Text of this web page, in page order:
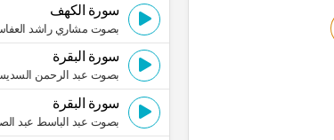
سورة الكهف
بصوت مشاري راشد
سورة البقرة
بصوت عبد الرحمن
سورة البقرة
بصوت عبد الباسط عبد